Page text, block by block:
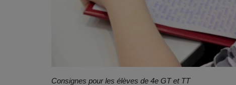
Consignes pour les élèves de 4e GT et TT